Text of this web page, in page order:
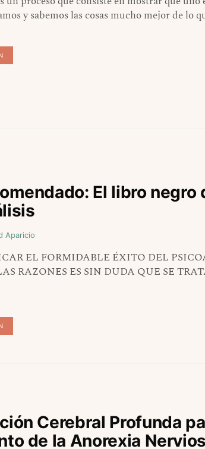
y sabemos las cosas mucho mejor de lo
El libro negro
Aparicio
EL FORMIDABLE ÉXITO DEL
RAZONES ES SIN DUDA QUE SE
Cerebral Profunda
de la Anorexia